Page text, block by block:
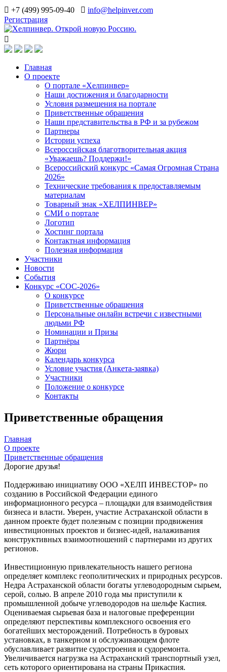
+7 (499) 995-09-40
info@helpinver.com
Регистрация
Главная
О проекте
О портале «Хелпинвер»
Наши достижения и благодарности
Условия размещения на портале
Приветственные обращения
Наши представительства в РФ и за рубежом
Партнеры
Истории успеха
Всероссийская благотворительная акция
«Уважаешь? Поддержи!»
Всероссийский конкурс «Самая Огромная Страна
2026»
Технические требования к предоставляемым
материалам
Товарный знак «ХЕЛПИНВЕР»
СМИ о портале
Логотип
Хостинг портала
Контактная информация
Полезная информация
Участники
Новости
События
Конкурс «СОС-2026»
О конкурсе
Приветственные обращения
Персональные онлайн встречи с известными
людьми РФ
Номинации и Призы
Партнёры
Жюри
Календарь конкурса
Условие участия (Анкета-заявка)
Участники
Положение о конкурсе
Контакты
Приветственные обращения
Главная
О проекте
Приветственные обращения
Дорогие друзья!
Поддерживаю инициативу ООО «ХЕЛП ИНВЕСТОР» по
созданию в Российской Федерации единого
информационного ресурса – площадки для взаимодействия
бизнеса и власти. Уверен, участие Астраханской области в
данном проекте будет полезным с позиции продвижения
инвестиционных проектов и бизнес-идей, налаживания
конструктивных взаимоотношений с партнерами из других
регионов.
Инвестиционную привлекательность нашего региона
определяет комплекс геополитических и природных ресурсов.
Недра Астраханской области богаты углеводородным сырьем,
серой, солью. В апреле 2010 года мы приступили к
промышленной добыче углеводородов на шельфе Каспия.
Оцениваемая сырьевая база и налоговые преференции
определяют перспективы комплексного освоения его
богатейших месторождений. Потребность в буровых
установках, в танкерном и обслуживающем флоте
обуславливает развитие судостроения и судоремонта.
Увеличивается нагрузка на Астраханский транспортный узел,
сеть которого ориентирована на страны Прикаспия.